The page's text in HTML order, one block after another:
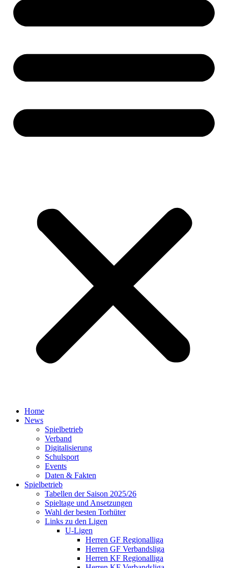
Home
News
Spielbetrieb
Verband
Digitalisierung
Schulsport
Events
Daten & Fakten
Spielbetrieb
Tabellen der Saison 2025/26
Spieltage und Ansetzungen
Wahl der besten Torhüter
Links zu den Ligen
U-Ligen
Herren GF Regionalliga
Herren GF Verbandsliga
Herren KF Regionalliga